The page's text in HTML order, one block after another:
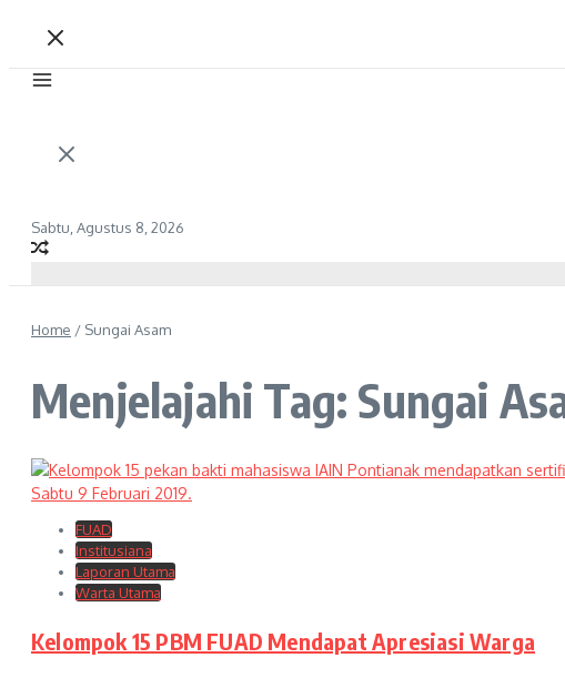
Sabtu, Agustus 8, 2026
Home / Sungai Asam
Menjelajahi Tag: Sungai
FUAD
Institusiana
Laporan Utama
Warta Utama
Kelompok 15 PBM FUAD Mendapat Apresiasi Warga